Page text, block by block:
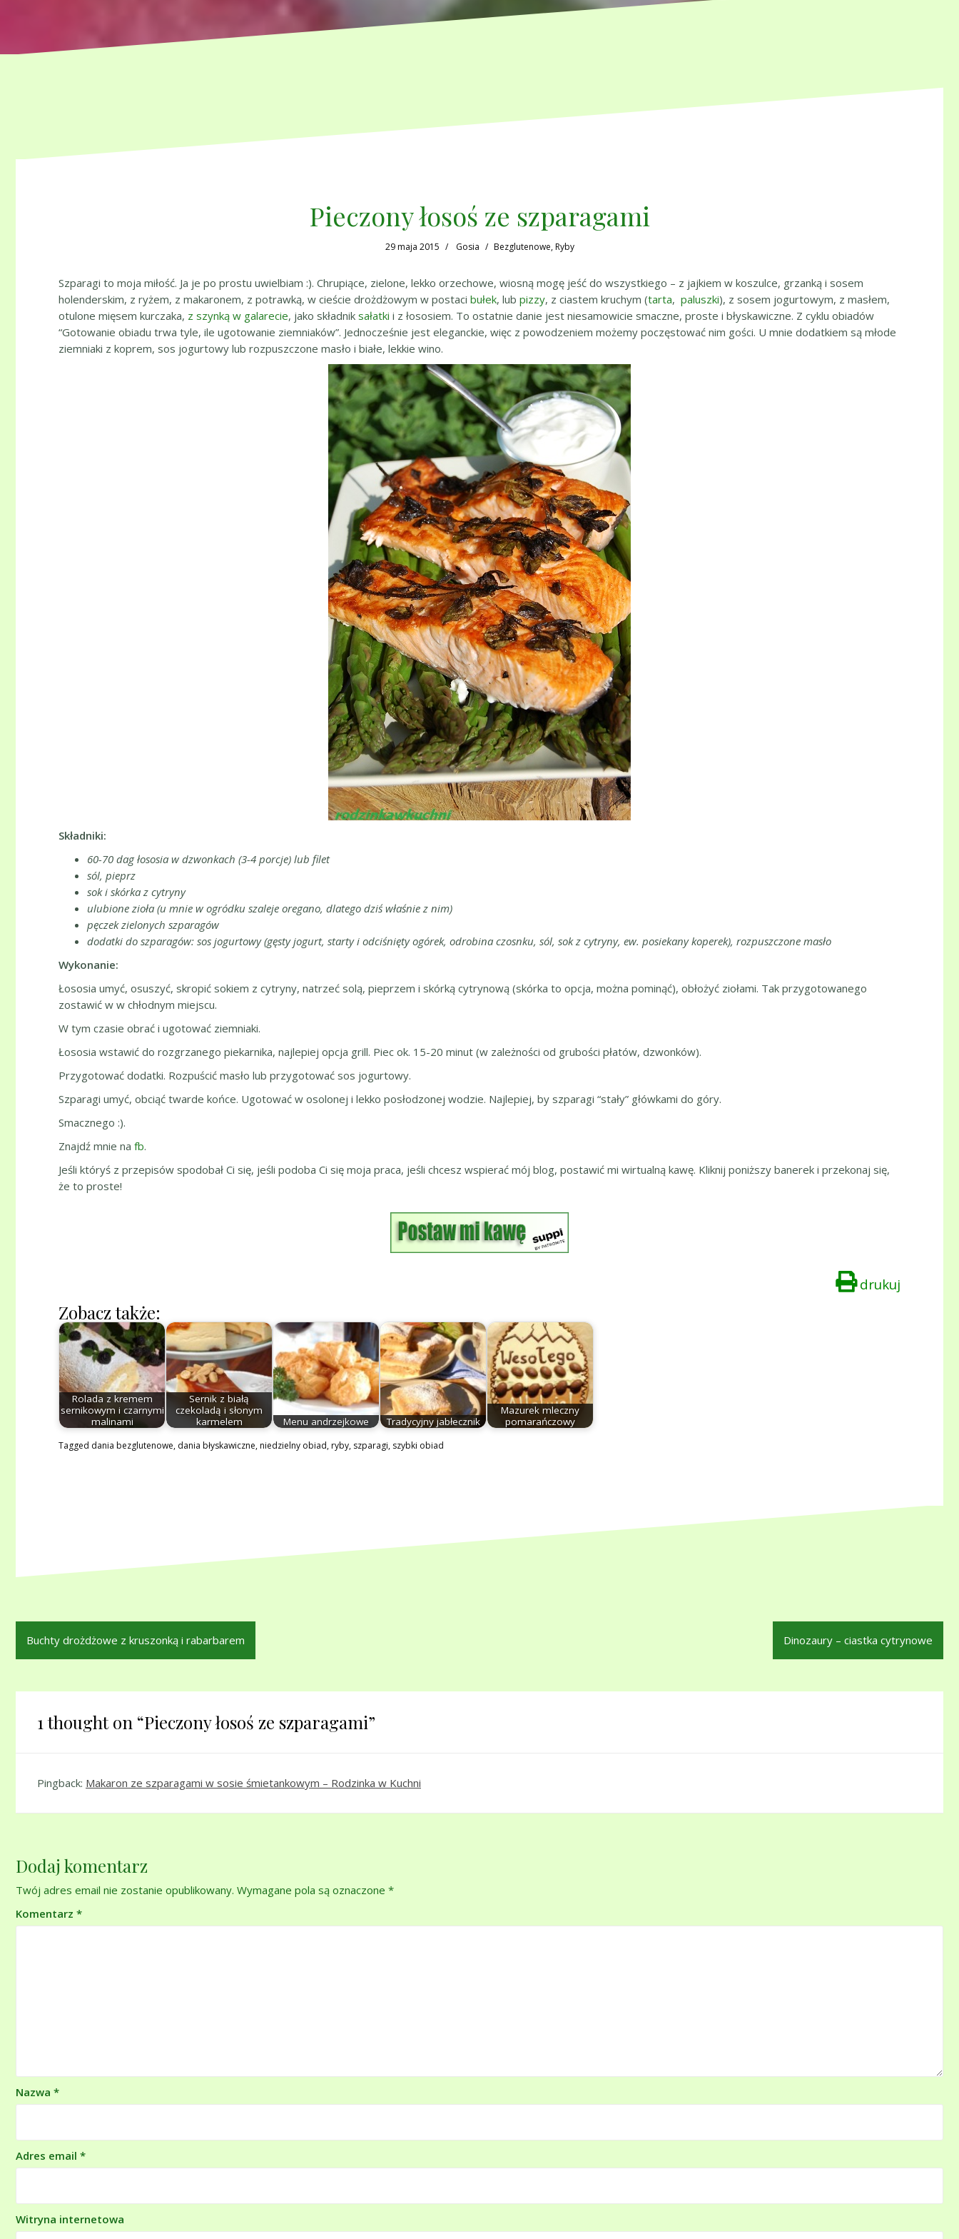
Pieczony łosoś ze szparagami
29 maja 2015 Gosia Bezglutenowe,Ryby
Szparagi to moja miłość. Ja je po prostu uwielbiam :). Chrupiące, zielone, lekko orzechowe, wiosną mogę jeść do wszystkiego – z jajkiem w koszulce, grzanką i sosem
holenderskim, z ryżem, z makaronem, z potrawką, w cieście drożdżowym w postaci bułek, lub pizzy, z ciastem kruchym (tarta, paluszki), z sosem jogurtowym, z masłem,
otulone mięsem kurczaka, z szynką w galarecie, jako składnik sałatki i z łososiem. To ostatnie danie jest niesamowicie smaczne, proste i błyskawiczne. Z cyklu obiadów
“Gotowanie obiadu trwa tyle, ile ugotowanie ziemniaków”. Jednocześnie jest eleganckie, więc z powodzeniem możemy poczęstować nim gości. U mnie dodatkiem są młode
ziemniaki z koprem, sos jogurtowy lub rozpuszczone masło i białe, lekkie wino.
Składniki:
60-70 dag łososia w dzwonkach (3-4 porcje) lub filet
sól, pieprz
sok i skórka z cytryny
ulubione zioła (u mnie w ogródku szaleje oregano, dlatego dziś właśnie z nim)
pęczek zielonych szparagów
dodatki do szparagów: sos jogurtowy (gęsty jogurt, starty i odciśnięty ogórek, odrobina czosnku, sól, sok z cytryny, ew. posiekany koperek), rozpuszczone masło
Wykonanie:
Łososia umyć, osuszyć, skropić sokiem z cytryny, natrzeć solą, pieprzem i skórką cytrynową (skórka to opcja, można pominąć), obłożyć ziołami. Tak przygotowanego
zostawić w w chłodnym miejscu.
W tym czasie obrać i ugotować ziemniaki.
Łososia wstawić do rozgrzanego piekarnika, najlepiej opcja grill. Piec ok. 15-20 minut (w zależności od grubości płatów, dzwonków).
Przygotować dodatki. Rozpuścić masło lub przygotować sos jogurtowy.
Szparagi umyć, obciąć twarde końce. Ugotować w osolonej i lekko posłodzonej wodzie. Najlepiej, by szparagi “stały” główkami do góry.
Smacznego :).
Znajdź mnie na fb.
Jeśli któryś z przepisów spodobał Ci się, jeśli podoba Ci się moja praca, jeśli chcesz wspierać mój blog, postawić mi wirtualną kawę. Kliknij poniższy banerek i przekonaj się,
że to proste!
drukuj
Zobacz także:
Rolada z kremem
sernikowym i czarnymi
malinami
Sernik z białą
czekoladą i słonym
karmelem
Menu andrzejkowe Tradycyjny jabłecznik
Mazurek mleczny
pomarańczowy
Tagged dania bezglutenowe, dania błyskawiczne,niedzielny obiad,ryby, szparagi, szybki obiad
Nawigacja
wpisu
Buchty drożdżowe z kruszonką i rabarbarem Dinozaury – ciastka cytrynowe
1 thought on “Pieczony łosoś ze szparagami”
Pingback: Makaron ze szparagami w sosie śmietankowym – Rodzinka w Kuchni
Dodaj komentarz
Twój adres email nie zostanie opublikowany. Wymagane pola są oznaczone *
Komentarz *
Nazwa *
Adres email *
Witryna internetowa